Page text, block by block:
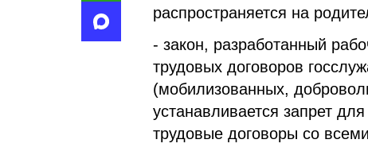
распространяется на
- закон, разработанный
трудовых договоров
(мобилизованных,
устанавливается запрет
трудовые договоры со